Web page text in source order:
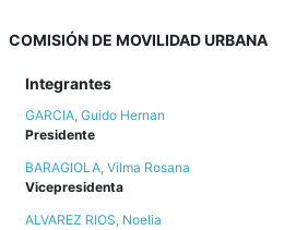
COMISIÓN DE MOVILIDAD URBANA
Integrantes
GARCIA, Guido Hernan
Presidente
BARAGIOLA, Vilma Rosana
Vicepresidenta
ALVAREZ RIOS, Noelia